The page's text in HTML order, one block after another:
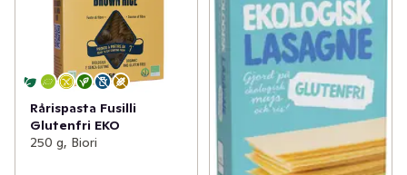
Rårispasta Fusilli
Glutenfri EKO
250 g, Biori